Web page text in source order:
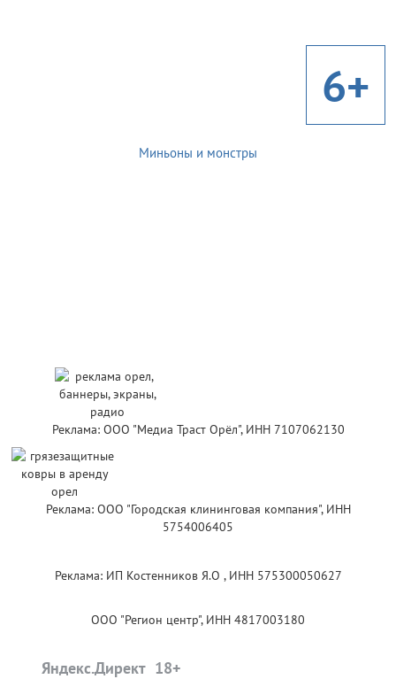
6+
Миньоны и монстры
Реклама: ООО "Медиа Траст Орёл", ИНН 7107062130
Реклама: ООО "Городская клининговая компания", ИНН
5754006405
Реклама: ИП Костенников Я.О , ИНН 575300050627
ООО "Регион центр", ИНН 4817003180
Яндекс.Директ